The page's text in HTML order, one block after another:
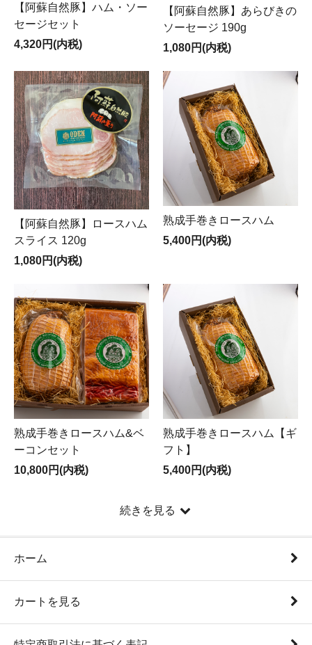
【阿蘇自然豚】ハム・ソー
セージセット
4,320円(内税)
【阿蘇自然豚】あらびきの
ソーセージ 190g
1,080円(内税)
【阿蘇自然豚】ロースハム
スライス 120g
1,080円(内税)
熟成手巻きロースハム
5,400円(内税)
熟成手巻きロースハム&ベ
ーコンセット
10,800円(内税)
熟成手巻きロースハム【ギ
フト】
5,400円(内税)
続きを見る
ホーム
カートを見る